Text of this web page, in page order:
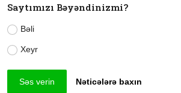
Saytımızı Bəyəndinizmi?
Bəli
Xeyr
Səs verin Nəticələrə baxın